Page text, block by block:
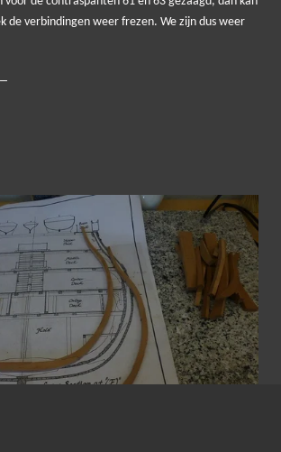
de verbindingen weer frezen. We zijn dus weer